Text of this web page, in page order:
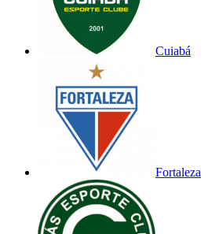
Cuiabá
Fortaleza